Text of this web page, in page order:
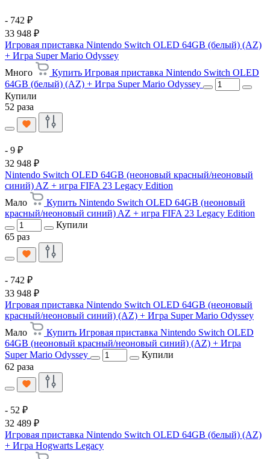
- 742 ₽
33 948 ₽
Игровая приставка Nintendo Switch OLED 64GB (белый) (AZ)
+ Игра Super Mario Odyssey
Много
Купить Игровая приставка Nintendo Switch OLED
64GB (белый) (AZ) + Игра Super Mario Odyssey
Купили
52 раза
- 9 ₽
32 948 ₽
Nintendo Switch OLED 64GB (неоновый красный/неоновый
синий) AZ + игра FIFA 23 Legacy Edition
Мало
Купить Nintendo Switch OLED 64GB (неоновый
красный/неоновый синий) AZ + игра FIFA 23 Legacy Edition
Купили
65 раз
- 742 ₽
33 948 ₽
Игровая приставка Nintendo Switch OLED 64GB (неоновый
красный/неоновый синий) (AZ) + Игра Super Mario Odyssey
Мало
Купить Игровая приставка Nintendo Switch OLED
64GB (неоновый красный/неоновый синий) (AZ) + Игра
Super Mario Odyssey
Купили
62 раза
- 52 ₽
32 489 ₽
Игровая приставка Nintendo Switch OLED 64GB (белый) (AZ)
+ Игра Hogwarts Legacy